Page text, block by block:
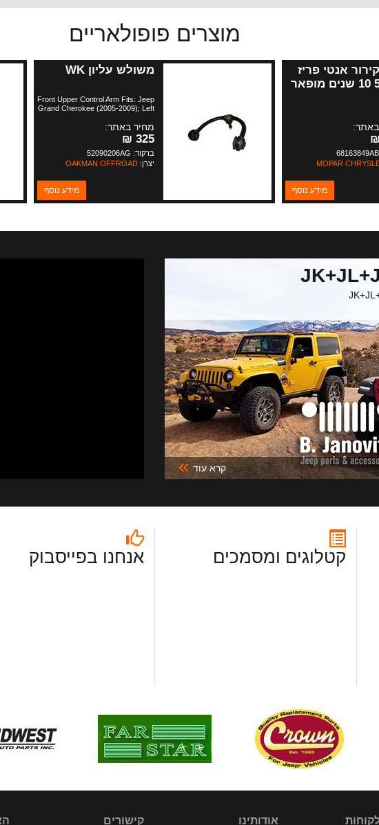
מוצרים פופולאריים
קירור אנטי פריז
50/50 10 שנים מופאר
MOPAR
מידע נוסף
משולש עליון WK
Front Upper Control Arm Fits: Jeep
Grand Cherokee (2005-2009); Left
Commander (2006-2009); Left or
Right; Includes Ball Joint.
מחיר באתר:
325 ₪
ברקוד: 52090206AG
יצרן: OAKMAN OFFROAD
מידע נוסף
קרא עוד »
קטלוגים ומסמכים אנחנו בפייסבוק
אודותינו קישורים